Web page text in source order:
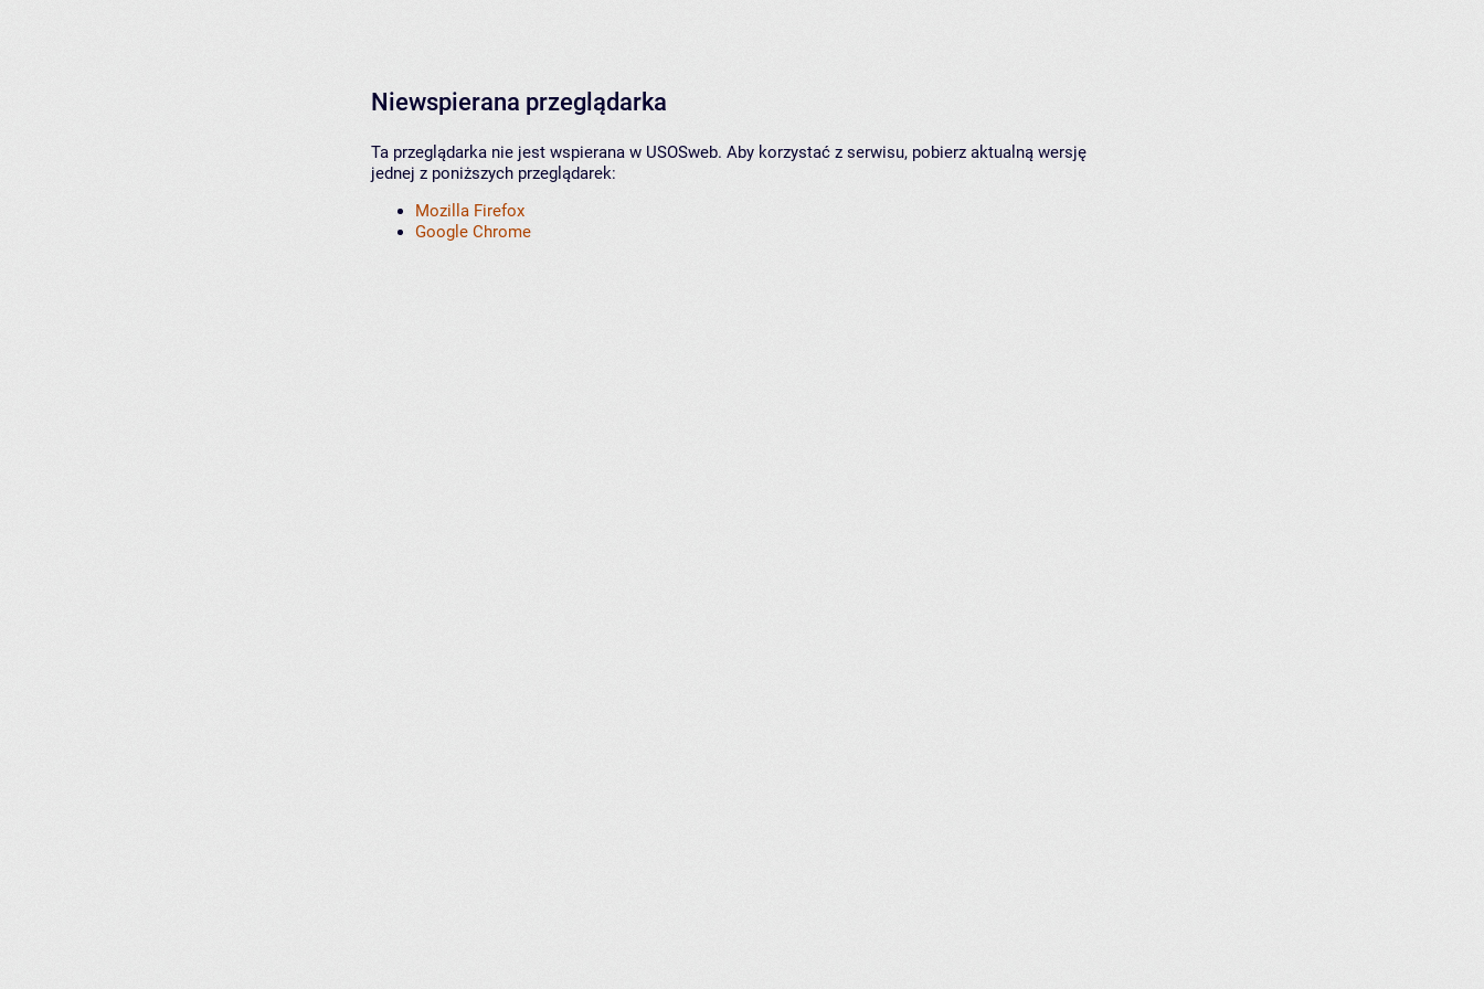
Niewspierana przeglądarka
Ta przeglądarka nie jest wspierana w USOSweb. Aby korzystać z serwisu, pobierz aktualną wersję
jednej z poniższych przeglądarek:
Mozilla Firefox
Google Chrome